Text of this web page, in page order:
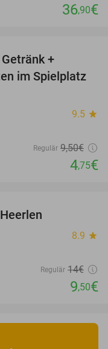
36,90€
+
im Spielplatz
9.5 star
Regulär 9,50€
4,75€
8.9 star
Regulär 14€
9,50€